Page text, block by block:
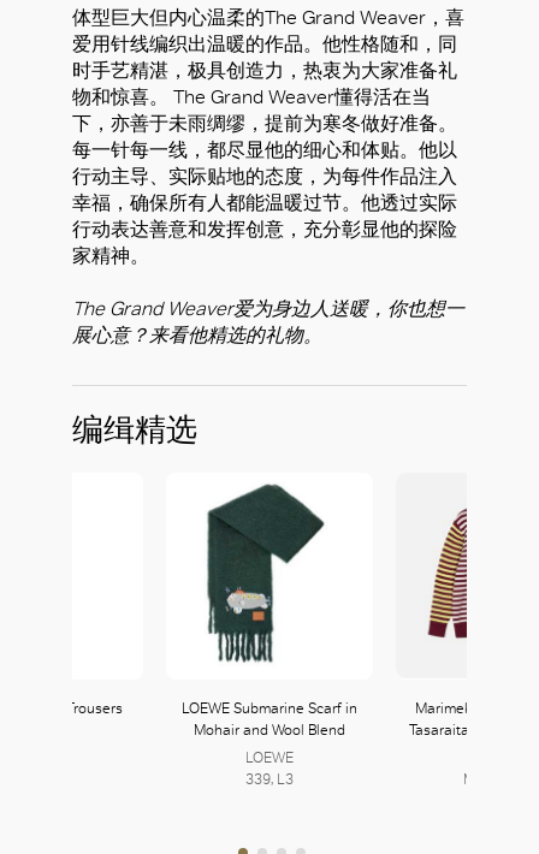
体型巨大但内心温柔的The Grand Weaver，喜
爱用针线编织出温暖的作品。他性格随和，同
时手艺精湛，极具创造力，热衷为大家准备礼
物和惊喜。 The Grand Weaver懂得活在当
下，亦善于未雨绸缪，提前为寒冬做好准备。
每一针每一线，都尽显他的细心和体贴。他以
行动主导、实际贴地的态度，为每件作品注入
幸福，确保所有人都能温暖过节。他透过实际
行动表达善意和发挥创意，充分彰显他的探险
家精神。
The Grand Weaver爱为身边人送暖，你也想一
展心意？来看他精选的礼物。
编缉精选
Knit Trousers
LOEWE Submarine Scarf in
Mohair and Wool Blend
LOEWE
339, L3
Marimekko Kioski
Tasaraita Wool
Marimekko